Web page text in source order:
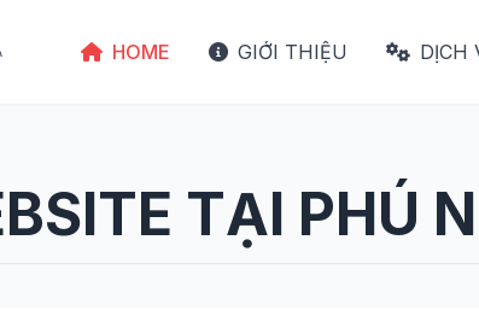
HOME GIỚI THIỆU DỊCH
TẠI PHÚ